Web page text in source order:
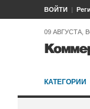
ВОЙТИ
09 АВГУСТА,
КАТЕГОРИИ